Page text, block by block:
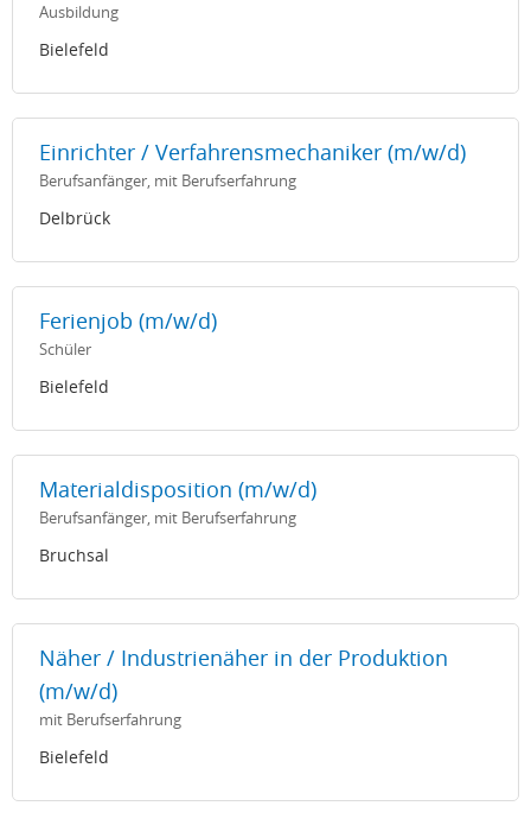
Ausbildung
Bielefeld
Einrichter / Verfahrensmechaniker (m/w/d)
Berufsanfänger, mit Berufserfahrung
Delbrück
Ferienjob (m/w/d)
Schüler
Bielefeld
Materialdisposition (m/w/d)
Berufsanfänger, mit Berufserfahrung
Bruchsal
Näher / Industrienäher in der Produktion
(m/w/d)
mit Berufserfahrung
Bielefeld